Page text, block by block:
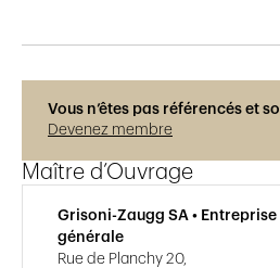
Vous n’êtes pas référencés et
Devenez membre
Maître d’Ouvrage
Grisoni-Zaugg SA • Entreprise
générale
Rue de Planchy 20,